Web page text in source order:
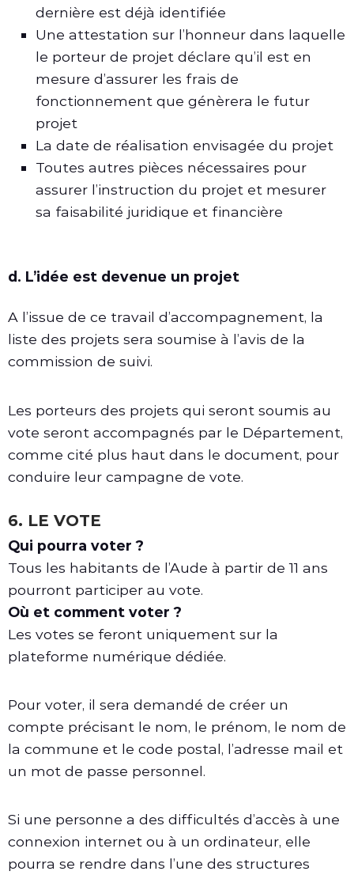
dernière est déjà identifiée
Une attestation sur l’honneur dans laquelle
le porteur de projet déclare qu’il est en
mesure d’assurer les frais de
fonctionnement que génèrera le futur
projet
La date de réalisation envisagée du projet
Toutes autres pièces nécessaires pour
assurer l’instruction du projet et mesurer
sa faisabilité juridique et financière
d. L’idée est devenue un projet
A l’issue de ce travail d’accompagnement, la
liste des projets sera soumise à l’avis de la
commission de suivi.
Les porteurs des projets qui seront soumis au
vote seront accompagnés par le Département,
comme cité plus haut dans le document, pour
conduire leur campagne de vote.
6. LE VOTE
Qui pourra voter ?
Tous les habitants de l’Aude à partir de 11 ans
pourront participer au vote.
Où et comment voter ?
Les votes se feront uniquement sur la
plateforme numérique dédiée.
Pour voter, il sera demandé de créer un
compte précisant le nom, le prénom, le nom de
la commune et le code postal, l’adresse mail et
un mot de passe personnel.
Si une personne a des difficultés d’accès à une
connexion internet ou à un ordinateur, elle
pourra se rendre dans l’une des structures